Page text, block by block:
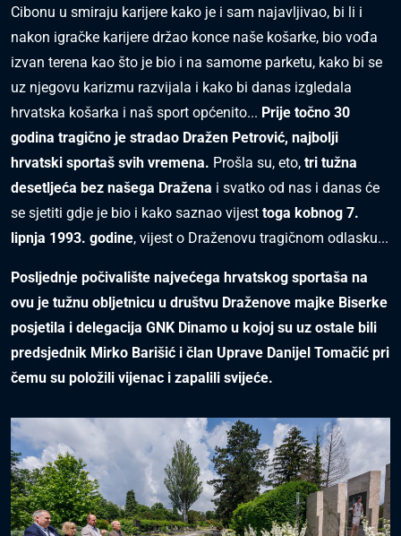
Cibonu u smiraju karijere kako je i sam najavljivao, bi li i
nakon igračke karijere držao konce naše košarke, bio vođa
izvan terena kao što je bio i na samome parketu, kako bi se
uz njegovu karizmu razvijala i kako bi danas izgledala
hrvatska košarka i naš sport općenito... Prije točno 30
godina tragično je stradao Dražen Petrović, najbolji
hrvatski sportaš svih vremena. Prošla su, eto, tri tužna
desetljeća bez našega Dražena i svatko od nas i danas će
se sjetiti gdje je bio i kako saznao vijest toga kobnog 7.
lipnja 1993. godine, vijest o Draženovu tragičnom odlasku...
Posljednje počivalište najvećega hrvatskog sportaša na
ovu je tužnu obljetnicu u društvu Draženove majke Biserke
posjetila i delegacija GNK Dinamo u kojoj su uz ostale bili
predsjednik Mirko Barišić i član Uprave Danijel Tomačić pri
čemu su položili vijenac i zapalili svijeće.